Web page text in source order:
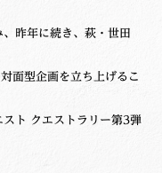
昨年に続き、萩・世田
面型企画を立ち上げるこ
ト クエストラリー第3弾